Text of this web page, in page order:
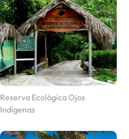
Reserva Ecológica Ojos
Indígenas